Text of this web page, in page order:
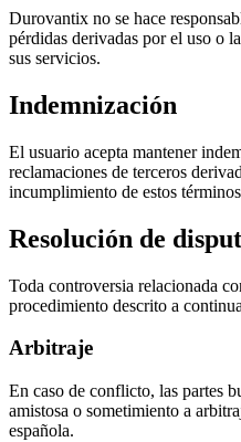
Durovantix no se hace
pérdidas derivadas por el uso o
sus servicios.
Indemnización
El usuario acepta mantener
reclamaciones de terceros
incumplimiento de estos
Resolución de
Toda controversia relacionada
procedimiento descrito a
Arbitraje
En caso de conflicto, las partes
amistosa o sometimiento a
española.